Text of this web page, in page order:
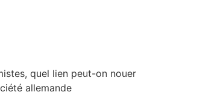
quel lien peut-on nouer
allemande